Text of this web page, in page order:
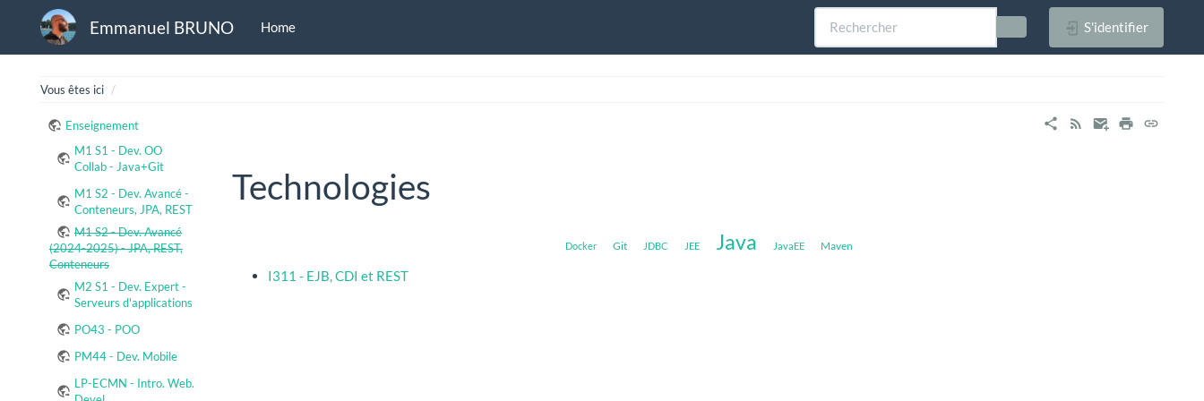
Emmanuel BRUNO Home S'identifier
Vous êtes ici
Enseignement
M1 S1 - Dev. OO
Collab - Java+Git
M1 S2 - Dev. Avancé -
Conteneurs, JPA, REST
M1 S2 - Dev. Avancé
(2024-2025) - JPA, REST,
Conteneurs
M2 S1 - Dev. Expert -
Serveurs d'applications
PO43 - POO
PM44 - Dev. Mobile
LP-ECMN - Intro. Web.
Technologies
Docker Git JDBC JEE Java JavaEE Maven
I311 - EJB, CDI et REST